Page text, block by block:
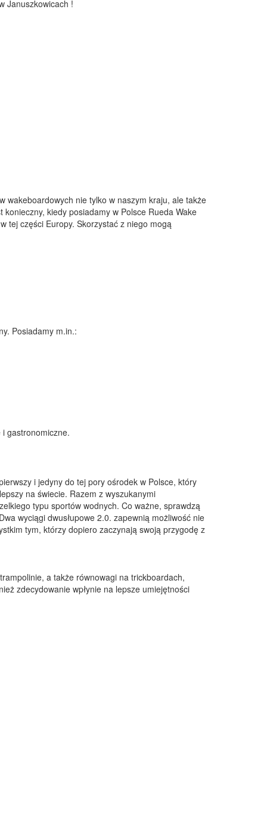
Januszkowicach !
wakeboardowych nie tylko w naszym kraju, ale także
kiedy posiadamy w Polsce Rueda Wake
tej części Europy. Skorzystać z niego mogą
Posiadamy m.in.:
gastronomiczne.
i jedyny do tej pory ośrodek w Polsce, który
na świecie. Razem z wyszukanymi
typu sportów wodnych. Co ważne, sprawdzą
wyciągi dwusłupowe 2.0. zapewnią możliwość nie
tym, którzy dopiero zaczynają swoją przygodę z
a także równowagi na trickboardach,
zdecydowanie wpłynie na lepsze umiejętności